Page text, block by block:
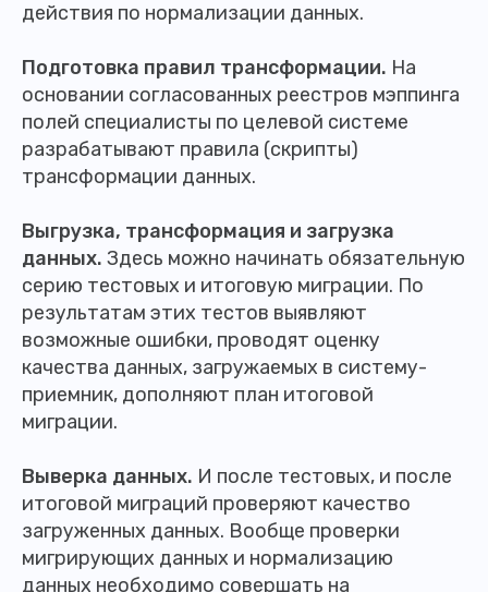
действия по нормализации данных.
Подготовка правил трансформации. На
основании согласованных реестров мэппинга
полей специалисты по целевой системе
разрабатывают правила (скрипты)
трансформации данных.
Выгрузка, трансформация и загрузка
данных. Здесь можно начинать обязательную
серию тестовых и итоговую миграции. По
результатам этих тестов выявляют
возможные ошибки, проводят оценку
качества данных, загружаемых в систему-
приемник, дополняют план итоговой
миграции.
Выверка данных. И после тестовых, и после
итоговой миграций проверяют качество
загруженных данных. Вообще проверки
мигрирующих данных и нормализацию
данных необходимо совершать на